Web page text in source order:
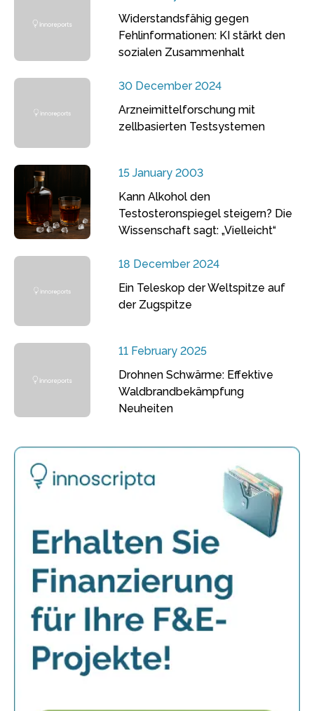
Widerstandsfähig gegen
Fehlinformationen: KI stärkt den
sozialen Zusammenhalt
30 December 2024
Arzneimittelforschung mit
zellbasierten Testsystemen
15 January 2003
Kann Alkohol den
Testosteronspiegel steigern? Die
Wissenschaft sagt: „Vielleicht“
18 December 2024
Ein Teleskop der Weltspitze auf
der Zugspitze
11 February 2025
Drohnen Schwärme: Effektive
Waldbrandbekämpfung
Neuheiten